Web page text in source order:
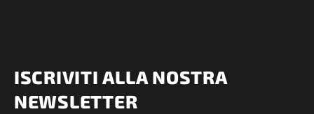
ISCRIVITI ALLA NOSTRA
NEWSLETTER